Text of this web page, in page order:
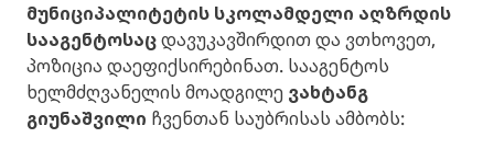
მუნიციპალიტეტის სკოლამდელი აღზრდის
სააგენტოსაცდავუკავშირდით და ვთხოვეთ,
პოზიცია დაეფიქსირებინათ. სააგენტოს
ხელმძღვანელის მოადგილე ვახტანგ
გიუნაშვილი ჩვენთან საუბრისას ამბობს: